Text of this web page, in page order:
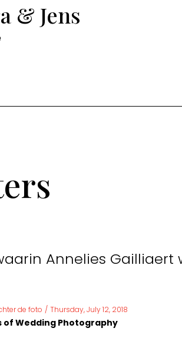
& Jens
Annelies Gailliaert
de foto / Thursday, July 12, 2018
of Wedding Photography